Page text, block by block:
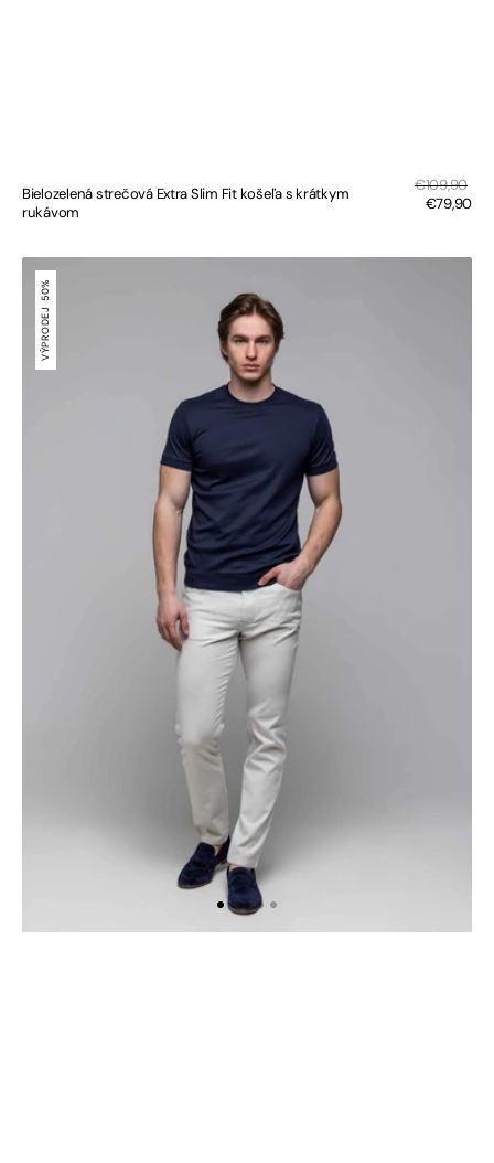
Bielozelená strečová Extra Slim Fit košeľa s krátkym
rukávom
Regular
price
€109,90
€79,90
tričko
patentom
VÝPRODEJ
50%